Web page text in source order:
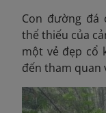
Con đường đá
thể thiếu của
một vẻ đẹp cổ
đến tham quan